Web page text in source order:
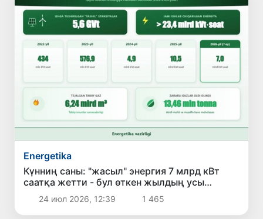
Energetika
Күнниң саны: "жасыл" энергия 7 млрд кВт
саатқа жетти - бул өткен жылдың усы
дәўирине салыстырғанда 23 процентке көп
24 июл 2026, 12:39 1 465